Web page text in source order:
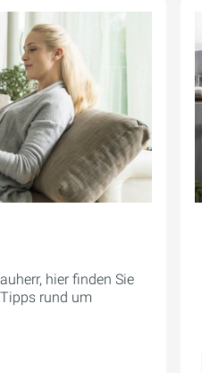
hier finden Sie
rund um